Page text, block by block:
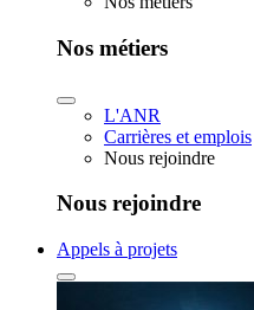
Nos métiers
L'ANR
Carrières et emplois
Nous rejoindre
Nous rejoindre
Appels à projets